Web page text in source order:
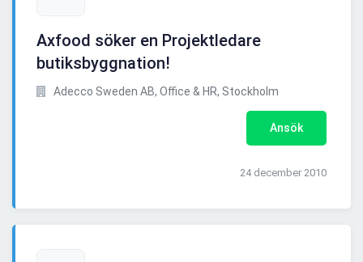
Axfood söker en Projektledare
butiksbyggnation!
Adecco Sweden AB, Office & HR, Stockholm
Ansök
24 december 2010